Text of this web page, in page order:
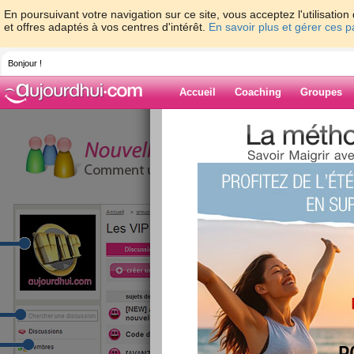
En poursuivant votre navigation sur ce site, vous acceptez
et offres adaptés à vos centres d'intérêt. En savoir plus et gérer ces
Bonjour !
Accueil Coaching Groupes